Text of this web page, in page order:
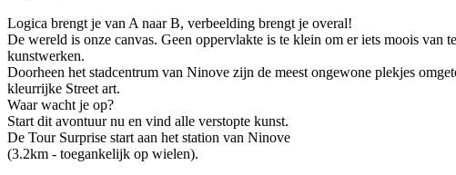
Logica brengt je van A naar B, verbeelding brengt je overal!
De wereld is onze canvas. Geen oppervlakte is te klein om er iets moois van
kunstwerken.
Doorheen het stadcentrum van Ninove zijn de meest ongewone plekjes
kleurrijke Street art.
Waar wacht je op?
Start dit avontuur nu en vind alle verstopte kunst.
De Tour Surprise start aan het station van Ninove
(3.2km - toegankelijk op wielen).